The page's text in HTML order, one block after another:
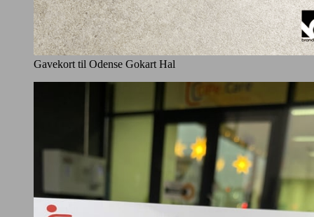
Gavekort til Odense Gokart Hal